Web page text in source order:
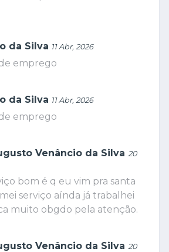
da Silva 11 Abr, 2026
emprego
da Silva 11 Abr, 2026
emprego
Venâncio da Silva 20
bom é q eu vim pra santa
serviço aínda já trabalhei
muito obgdo pela atenção.
Venâncio da Silva 20